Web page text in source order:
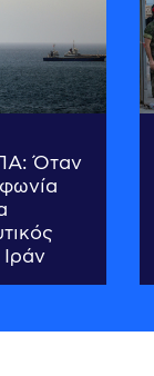
Όταν